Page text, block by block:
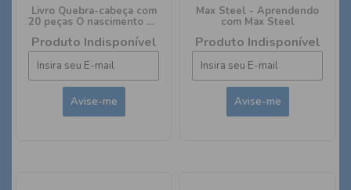
Livro Quebra-cabeça com
20 peças O nascimento de
Produto Indisponível
Max Steel - Aprendendo
com Max Steel
Produto Indisponível